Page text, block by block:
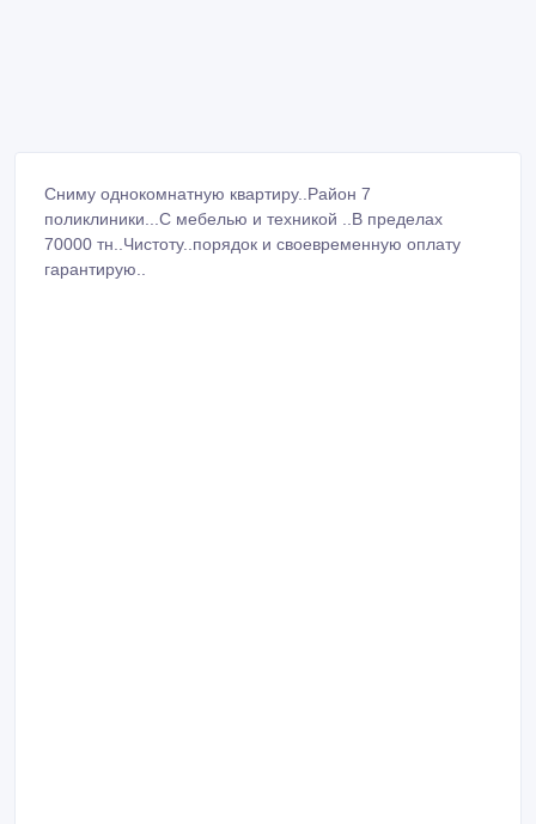
Сниму однокомнатную квартиру..Район 7
поликлиники...С мебелью и техникой ..В пределах
70000 тн..Чистоту..порядок и своевременную оплату
гарантирую..